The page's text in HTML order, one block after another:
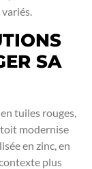
SA
tuiles rouges,
modernise
en zinc, en
plus